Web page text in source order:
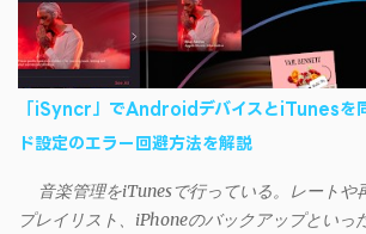
「iSyncr」でAndroidデバイスとiTunesを
ド設定のエラー回避方法を解説
音楽管理をiTunesで行っている。レートや
プレイリスト、iPhoneのバックアップといっ